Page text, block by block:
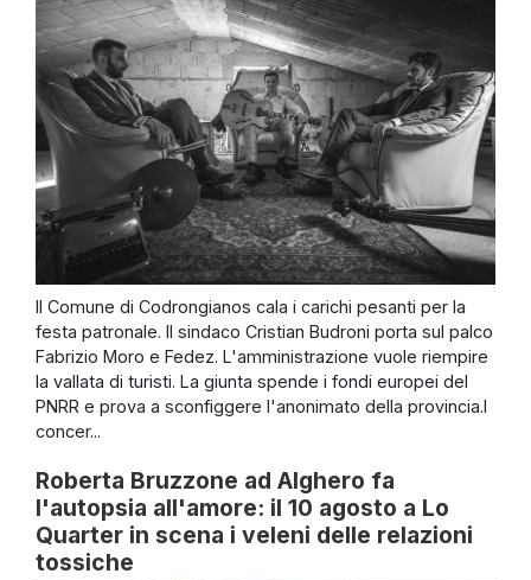
Il Comune di Codrongianos cala i carichi pesanti per la
festa patronale. Il sindaco Cristian Budroni porta sul palco
Fabrizio Moro e Fedez. L'amministrazione vuole riempire
la vallata di turisti. La giunta spende i fondi europei del
PNRR e prova a sconfiggere l'anonimato della provincia.I
concer...
Roberta Bruzzone ad Alghero fa
l'autopsia all'amore: il 10 agosto a Lo
Quarter in scena i veleni delle relazioni
tossiche